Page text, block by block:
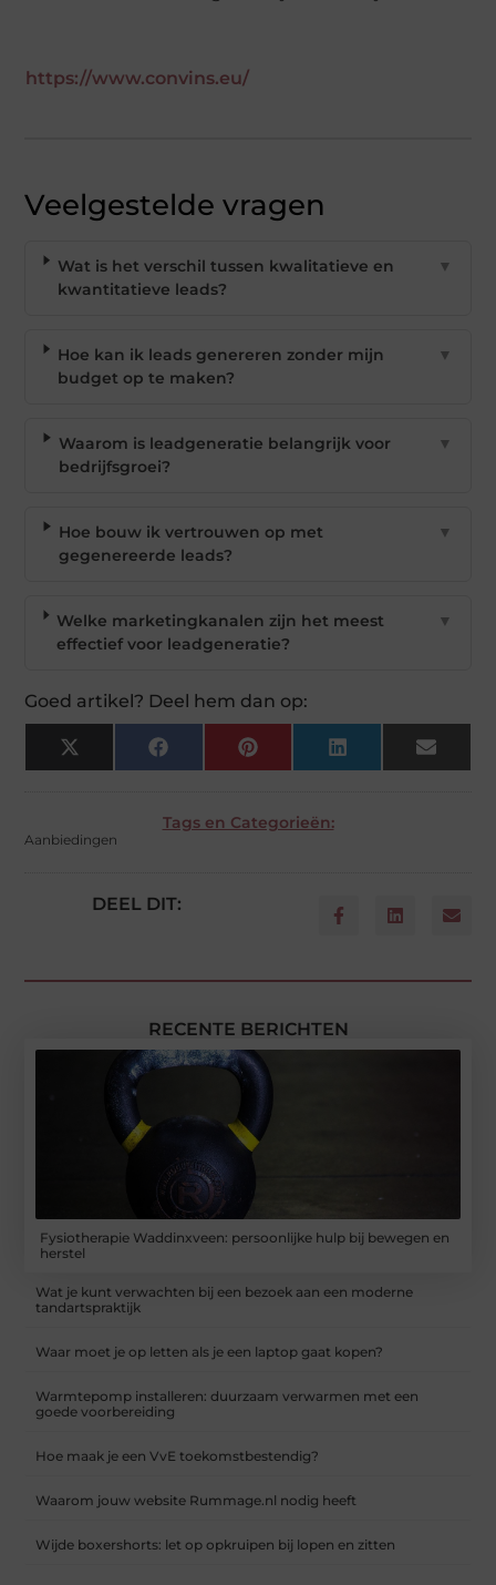
https://www.convins.eu/
Veelgestelde vragen
Wat is het verschil tussen kwalitatieve en
kwantitatieve leads?
▼
Hoe kan ik leads genereren zonder mijn
budget op te maken?
▼
Waarom is leadgeneratie belangrijk voor
bedrijfsgroei?
▼
Hoe bouw ik vertrouwen op met
gegenereerde leads?
▼
Welke marketingkanalen zijn het meest
effectief voor leadgeneratie?
▼
Goed artikel? Deel hem dan op:
X
(Twitter)
Facebook Pinterest LinkedIn Email
Tags en Categorieën:
Aanbiedingen
DEEL DIT:
RECENTE BERICHTEN
Fysiotherapie Waddinxveen: persoonlijke hulp bij bewegen en
herstel
Wat je kunt verwachten bij een bezoek aan een moderne
tandartspraktijk
Waar moet je op letten als je een laptop gaat kopen?
Warmtepomp installeren: duurzaam verwarmen met een
goede voorbereiding
Hoe maak je een VvE toekomstbestendig?
Waarom jouw website Rummage.nl nodig heeft
Wijde boxershorts: let op opkruipen bij lopen en zitten